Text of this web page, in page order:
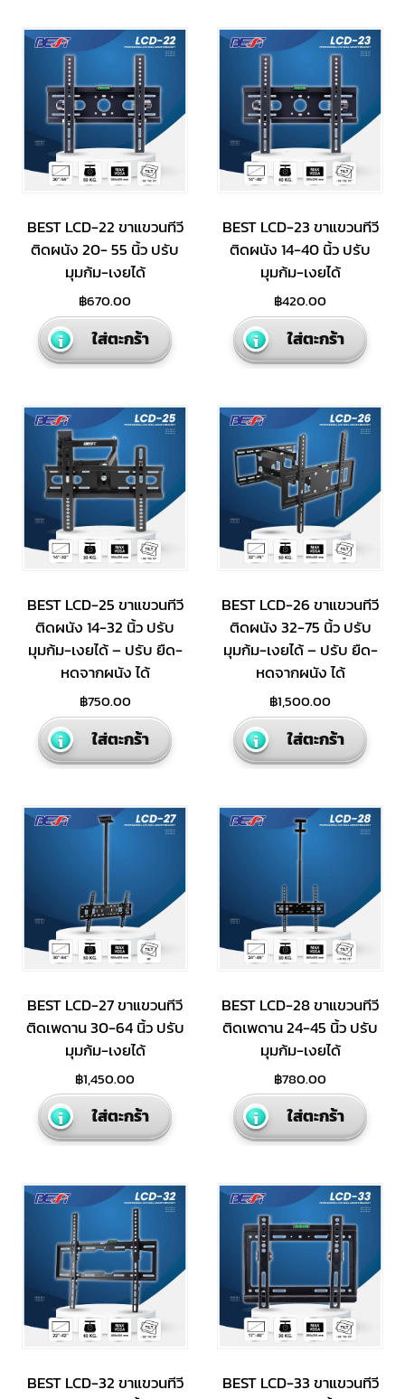
BEST LCD-22 ขาแขวนทีวี
ติดผนัง 20- 55 นิ้ว ปรับ
มุมก้ม-เงยได้
฿670.00
ใส่ตะกร้า
BEST LCD-23 ขาแขวนทีวี
ติดผนัง 14-40 นิ้ว ปรับ
มุมก้ม-เงยได้
฿420.00
ใส่ตะกร้า
BEST LCD-25 ขาแขวนทีวี
ติดผนัง 14-32 นิ้ว ปรับ
มุมก้ม-เงยได้ – ปรับ ยืด-
หดจากผนัง ได้
฿750.00
ใส่ตะกร้า
BEST LCD-26 ขาแขวนทีวี
ติดผนัง 32-75 นิ้ว ปรับ
มุมก้ม-เงยได้ – ปรับ ยืด-
หดจากผนัง ได้
฿1,500.00
ใส่ตะกร้า
BEST LCD-27 ขาแขวนทีวี
ติดเพดาน 30-64 นิ้ว ปรับ
มุมก้ม-เงยได้
฿1,450.00
ใส่ตะกร้า
BEST LCD-28 ขาแขวนทีวี
ติดเพดาน 24-45 นิ้ว ปรับ
มุมก้ม-เงยได้
฿780.00
ใส่ตะกร้า
BEST LCD-32 ขาแขวนทีวี
BEST LCD-33 ขาแขวนทีวี